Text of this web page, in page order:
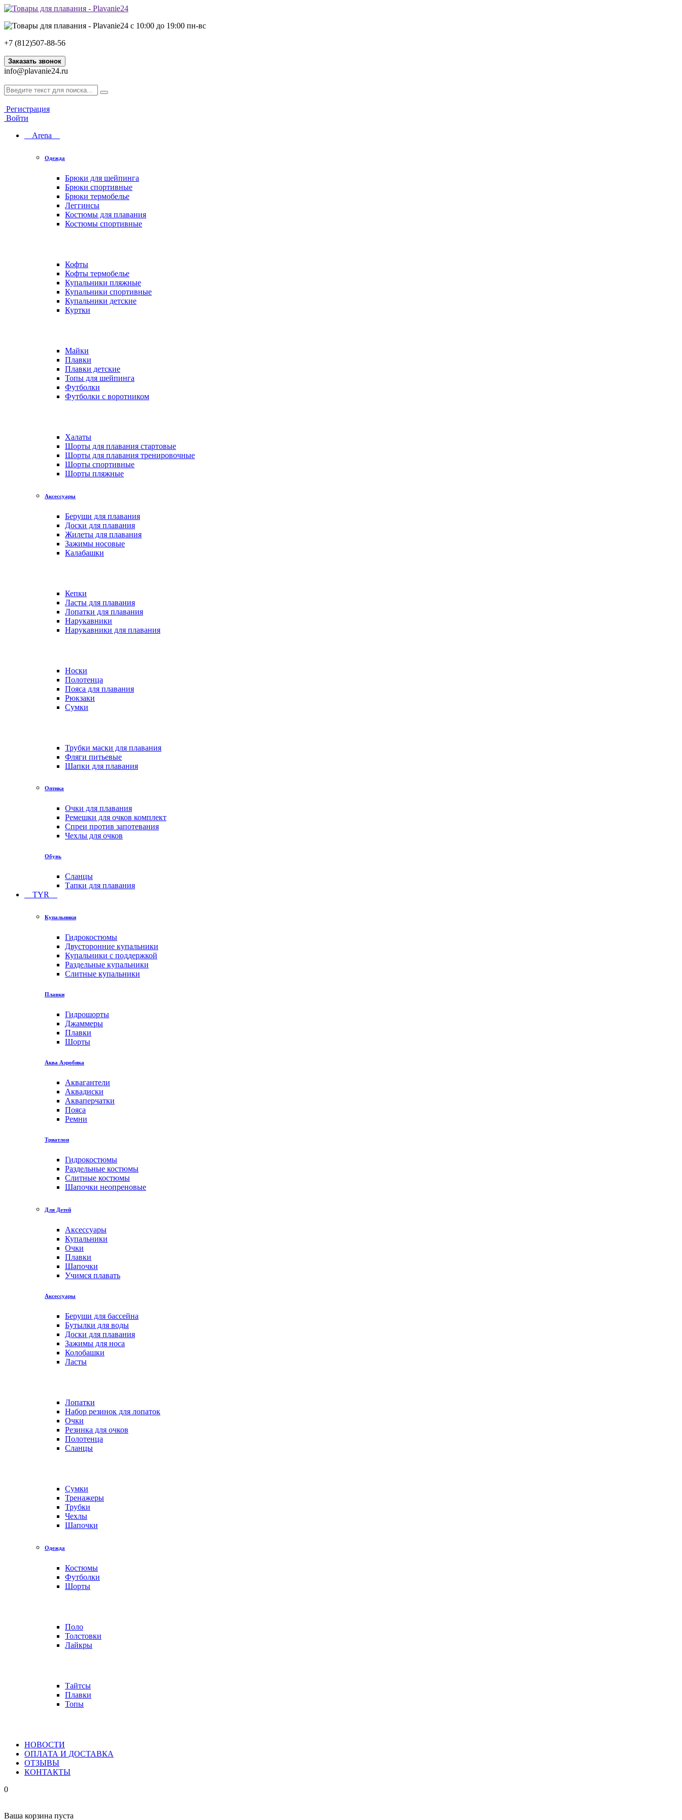
с 10:00 до 19:00 пн-вс
+7 (812)507-88-56
Заказать звонок
info@plavanie24.ru
Регистрация
Войти
Arena
Одежда
Брюки для шейпинга
Брюки спортивные
Брюки термобелье
Леггинсы
Костюмы для плавания
Костюмы спортивные
Кофты
Кофты термобелье
Купальники пляжные
Купальники спортивные
Купальники детские
Куртки
Майки
Плавки
Плавки детские
Топы для шейпинга
Футболки
Футболки с воротником
Халаты
Шорты для плавания стартовые
Шорты для плавания тренировочные
Шорты спортивные
Шорты пляжные
Аксессуары
Беруши для плавания
Доски для плавания
Жилеты для плавания
Зажимы носовые
Калабашки
Кепки
Ласты для плавания
Лопатки для плавания
Нарукавники
Нарукавники для плавания
Носки
Полотенца
Пояса для плавания
Рюкзаки
Сумки
Трубки маски для плавания
Фляги питьевые
Шапки для плавания
Оптика
Очки для плавания
Ремешки для очков комплект
Спреи против запотевания
Чехлы для очков
Обувь
Сланцы
Тапки для плавания
TYR
Купальники
Гидрокостюмы
Двусторонние купальники
Купальники с поддержкой
Раздельные купальники
Слитные купальники
Плавки
Гидрошорты
Джаммеры
Плавки
Шорты
Аква Аэробика
Аквагантели
Аквадиски
Акваперчатки
Пояса
Ремни
Триатлон
Гидрокостюмы
Раздельные костюмы
Слитные костюмы
Шапочки неопреновые
Для Детей
Аксессуары
Купальники
Очки
Плавки
Шапочки
Учимся плавать
Аксессуары
Беруши для бассейна
Бутылки для воды
Доски для плавания
Зажимы для носа
Колобашки
Ласты
Лопатки
Набор резинок для лопаток
Очки
Резинка для очков
Полотенца
Сланцы
Сумки
Тренажеры
Трубки
Чехлы
Шапочки
Одежда
Костюмы
Футболки
Шорты
Поло
Толстовки
Лайкры
Тайтсы
Плавки
Топы
НОВОСТИ
ОПЛАТА И ДОСТАВКА
ОТЗЫВЫ
КОНТАКТЫ
0
Ваша корзина пуста